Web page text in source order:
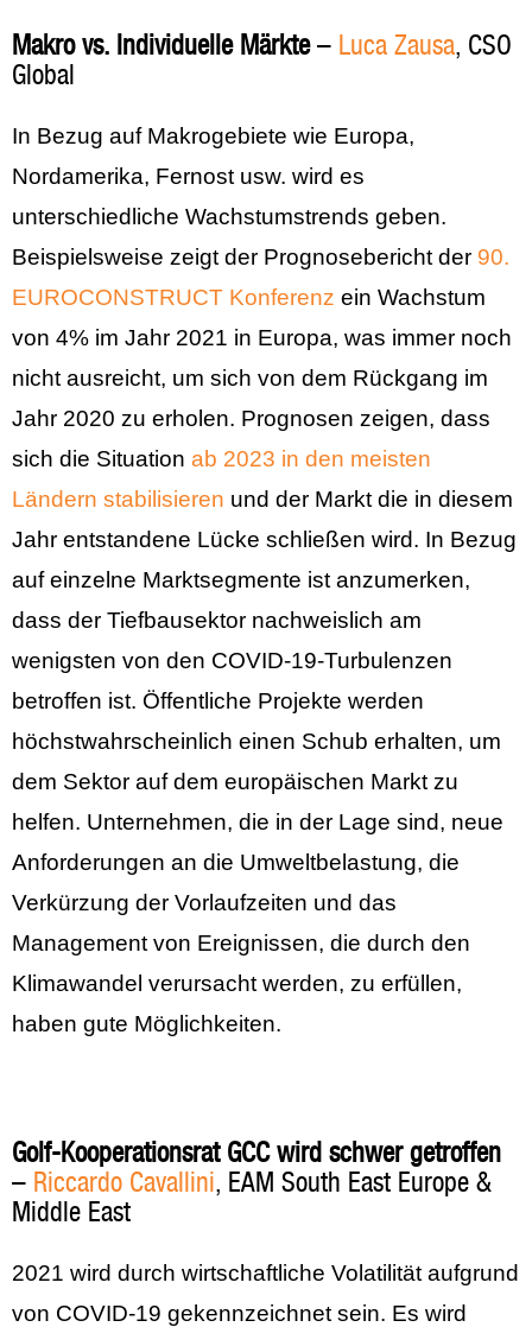
Makro vs. Individuelle Märkte– Luca Zausa, CSO
Global
In Bezug auf Makrogebiete wie Europa,
Nordamerika, Fernost usw. wird es
unterschiedliche Wachstumstrends geben.
Beispielsweise zeigt der Prognosebericht der 90.
EUROCONSTRUCT Konferenz ein Wachstum
von 4% im Jahr 2021 in Europa, was immer noch
nicht ausreicht, um sich von dem Rückgang im
Jahr 2020 zu erholen. Prognosen zeigen, dass
sich die Situation ab 2023 in den meisten
Ländern stabilisieren und der Markt die in diesem
Jahr entstandene Lücke schließen wird. In Bezug
auf einzelne Marktsegmente ist anzumerken,
dass der Tiefbausektor nachweislich am
wenigsten von den COVID-19-Turbulenzen
betroffen ist. Öffentliche Projekte werden
höchstwahrscheinlich einen Schub erhalten, um
dem Sektor auf dem europäischen Markt zu
helfen. Unternehmen, die in der Lage sind, neue
Anforderungen an die Umweltbelastung, die
Verkürzung der Vorlaufzeiten und das
Management von Ereignissen, die durch den
Klimawandel verursacht werden, zu erfüllen,
haben gute Möglichkeiten.
Golf-Kooperationsrat GCC wird schwer getroffen
– Riccardo Cavallini, EAM South East Europe &
Middle East
2021 wird durch wirtschaftliche Volatilität aufgrund
von COVID-19 gekennzeichnet sein. Es wird